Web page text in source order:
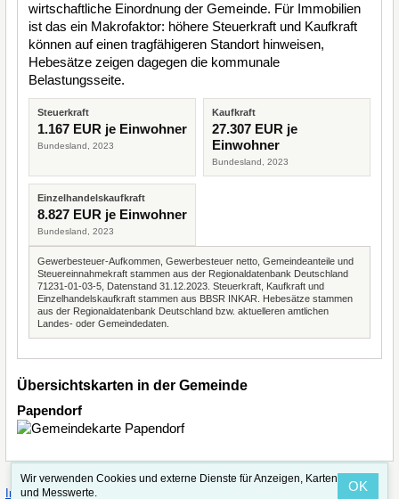
wirtschaftliche Einordnung der Gemeinde. Für Immobilien
ist das ein Makrofaktor: höhere Steuerkraft und Kaufkraft
können auf einen tragfähigeren Standort hinweisen,
Hebesätze zeigen dagegen die kommunale
Belastungsseite.
Steuerkraft
1.167 EUR je Einwohner
Bundesland, 2023
Kaufkraft
27.307 EUR je
Einwohner
Bundesland, 2023
Einzelhandelskaufkraft
8.827 EUR je Einwohner
Bundesland, 2023
Gewerbesteuer-Aufkommen, Gewerbesteuer netto, Gemeindeanteile und
Steuereinnahmekraft stammen aus der Regionaldatenbank Deutschland
71231-01-03-5, Datenstand 31.12.2023. Steuerkraft, Kaufkraft und
Einzelhandelskaufkraft stammen aus BBSR INKAR. Hebesätze stammen
aus der Regionaldatenbank Deutschland bzw. aktuelleren amtlichen
Landes- oder Gemeindedaten.
Übersichtskarten in der Gemeinde
Papendorf
Impressum·Straßenindex
Wir verwenden Cookies und externe Dienste für Anzeigen, Karten
und Messwerte.
OK